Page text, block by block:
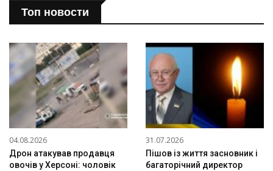
Топ новости
04.08.2026
Дрон атакував продавця
овочів у Херсоні: чоловік
31.07.2026
Пішов із життя засновник і
багаторічний директор